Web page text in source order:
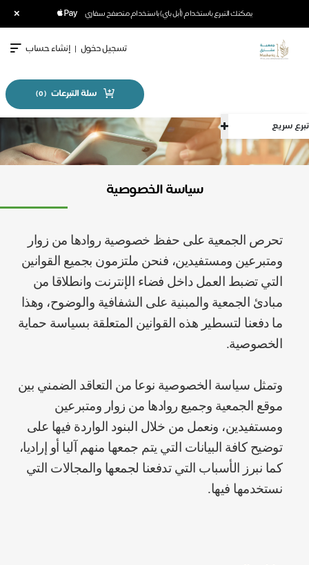
يمكنك التبرع باستخدام (أبل باي) باستخدام متصفح سفاري
سريع
تسجيل دخول | إنشاء حساب
سلة التبرعات (
0
)
سياسة الخصوصية
تحرص الجمعية على حفظ خصوصية روادها من زوار
ومتبرعين ومستفيدين، فنحن ملتزمون بجميع القوانين
التي تضبط العمل داخل فضاء الإنترنت وانطلاقا من
مبادئ الجمعية والمبنية على الشفافية والوضوح، وهذا
ما دفعنا لتسطير هذه القوانين المتعلقة بسياسة حماية
الخصوصية.
وتمثل سياسة الخصوصية نوعا من التعاقد الضمني بين
موقع الجمعية وجميع روادها من زوار ومتبرعين
ومستفيدين، ونعمل من خلال البنود الواردة فيها على
توضيح كافة البيانات التي يتم جمعها منهم آليا أو إراديا،
كما نبرز الأسباب التي تدفعنا لجمعها والمجالات التي
نستخدمها فيها.